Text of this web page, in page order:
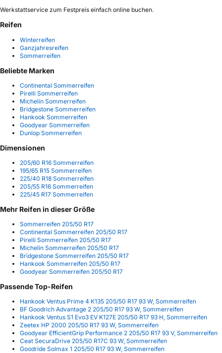
Werkstattservice zum Festpreis einfach online buchen.
Reifen
Winterreifen
Ganzjahresreifen
Sommerreifen
Beliebte Marken
Continental Sommerreifen
Pirelli Sommerreifen
Michelin Sommerreifen
Bridgestone Sommerreifen
Hankook Sommerreifen
Goodyear Sommerreifen
Dunlop Sommerreifen
Dimensionen
205/60 R16 Sommerreifen
195/65 R15 Sommerreifen
225/40 R18 Sommerreifen
205/55 R16 Sommerreifen
225/45 R17 Sommerreifen
Mehr Reifen in dieser Größe
Sommerreifen 205/50 R17
Continental Sommerreifen 205/50 R17
Pirelli Sommerreifen 205/50 R17
Michelin Sommerreifen 205/50 R17
Bridgestone Sommerreifen 205/50 R17
Hankook Sommerreifen 205/50 R17
Goodyear Sommerreifen 205/50 R17
Passende Top-Reifen
Hankook Ventus Prime 4 K135 205/50 R17 93 W, Sommerreifen
BF Goodrich Advantage 2 205/50 R17 93 W, Sommerreifen
Hankook Ventus S1 Evo3 EV K127E 205/50 R17 93 H, Sommerreifen
Zeetex HP 2000 205/50 R17 93 W, Sommerreifen
Goodyear EfficientGrip Performance 2 205/50 R17 93 V, Sommerreifen
Ceat SecuraDrive 205/50 R17C 93 W, Sommerreifen
Goodride Solmax 1 205/50 R17 93 W, Sommerreifen